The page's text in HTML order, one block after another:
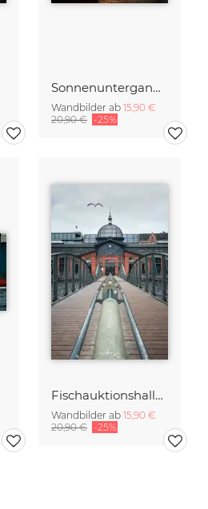
Sonnenuntergang im Hamburger Hafen
Wandbilder ab 15,90 €
20,90 € -25%
Fischauktionshalle II
Wandbilder ab 15,90 €
20,90 € -25%